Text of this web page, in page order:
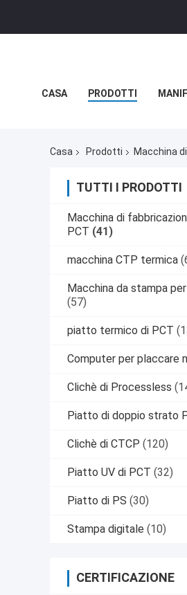
CASA PRODOTTI
Casa Prodotti Macchina
TUTTI I PRODOTTI
Macchina di
PCT (41)
macchina CTP termica
Macchina da stampa
(57)
piatto termico di PCT
Computer per placcare
Clichè di Processless
Piatto di doppio strato
Clichè di CTCP (120)
Piatto UV di PCT (32)
Piatto di PS (30)
Stampa digitale (10)
CERTIFICAZIONE